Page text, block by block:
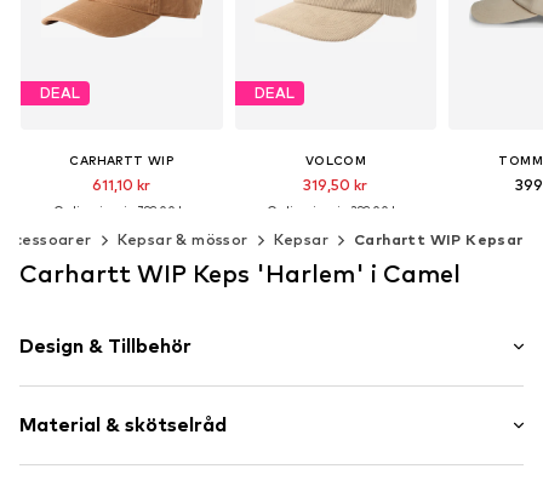
DEAL
CARHARTT WIP
611,10 kr
Ordinarie pris: 799,00 kr
Tillgängliga storlekar: 55-60
DEAL
VOLCOM
319,50 kr
Ordinarie pris: 399,00 kr
Tillgängliga storlekar: 55-60 Lägg till i
Kepsar & mössor Kepsar Carhartt WIP Kepsar
Carhartt WIP Keps 'Harlem' i Camel
Design & Tillbehör
Joggingmodell
Label broderi
Material & skötselråd